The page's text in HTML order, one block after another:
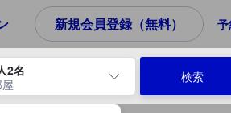
新規会員登録（無料）
2名
用して、チェックイン日とチェックア
検索
れから宿泊選びをされるユーザーにとっ